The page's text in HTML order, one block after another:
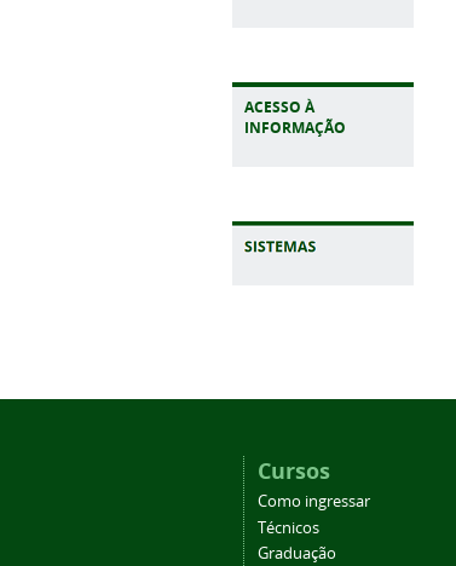
ACESSO À
INFORMAÇÃO
Cursos
Como ingressar
Técnicos
Graduação